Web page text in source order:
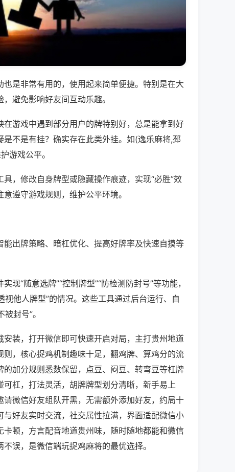
是非常有用的，使用起来简单便捷。特别是在大
避免影响好友间互动乐趣。
游戏中遇到部分用户的牌特别好，总是能拿到好
不是有挂？确实存在此类外挂。如(逸乐麻将,邳
游戏公平。
，修改自身牌型或隐藏操作痕迹，实现“必胜”效
遵守游戏规则，维护公平环境。
出牌策略、暗杠优化、提高好牌率及快速自摸等
“随意选牌”“控制牌型”“防检测防封号”等功能，
视他人牌型”的情况。这些工具通过后台运行、自
封号”。
装，打开微信即可快速开启对局，主打贵州地道
，核心捉鸡机制趣味十足，翻鸡牌、算鸡分的流
加分规则悉数保留，点豆、闷豆、转弯豆等杠牌
杠，打法灵活，胡牌牌型划分清晰，新手易上
微信好友组队开黑，无需额外添加好友，约局十
好友实时交流，社交属性拉满，界面适配微信小
顿，方言配音地道贵州味，随时随地都能和微信
误，是微信端玩捉鸡麻将的最优选择。